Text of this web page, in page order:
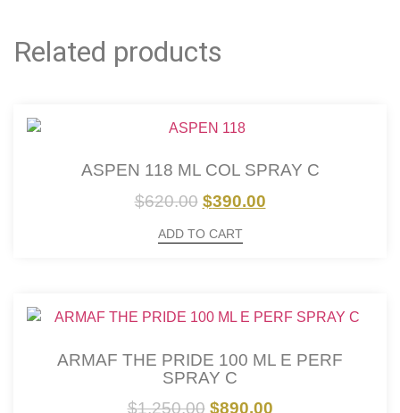
Related products
ASPEN 118 ML COL SPRAY C
$620.00 $390.00
ADD TO CART
ARMAF THE PRIDE 100 ML E PERF
SPRAY C
$1,250.00 $890.00